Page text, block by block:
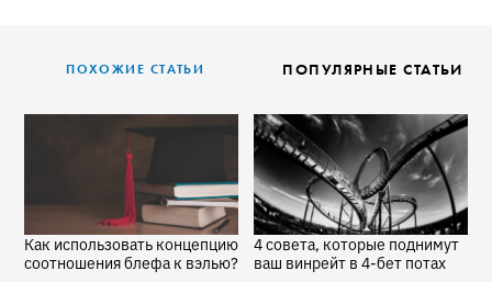
ПОХОЖИЕ СТАТЬИ ПОПУЛЯРНЫЕ СТАТЬИ
Как использовать концепцию
соотношения блефа к вэлью?
4 совета, которые поднимут
ваш винрейт в 4-бет потах